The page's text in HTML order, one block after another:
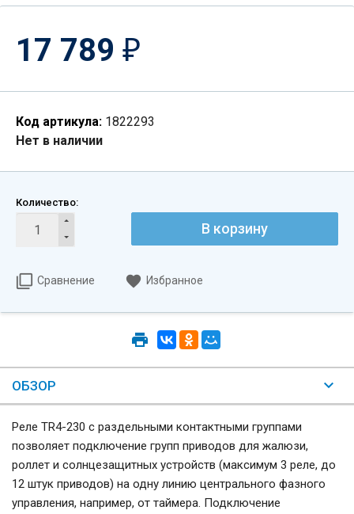
17 789 ₽
Код артикула: 1822293
Нет в наличии
Количество:
В корзину
Сравнение Избранное
ОБЗОР
Реле TR4-230 с раздельными контактными группами
позволяет подключение групп приводов для жалюзи,
роллет и солнцезащитных устройств (максимум 3 реле, до
12 штук приводов) на одну линию центрального фазного
управления, например, от таймера. Подключение